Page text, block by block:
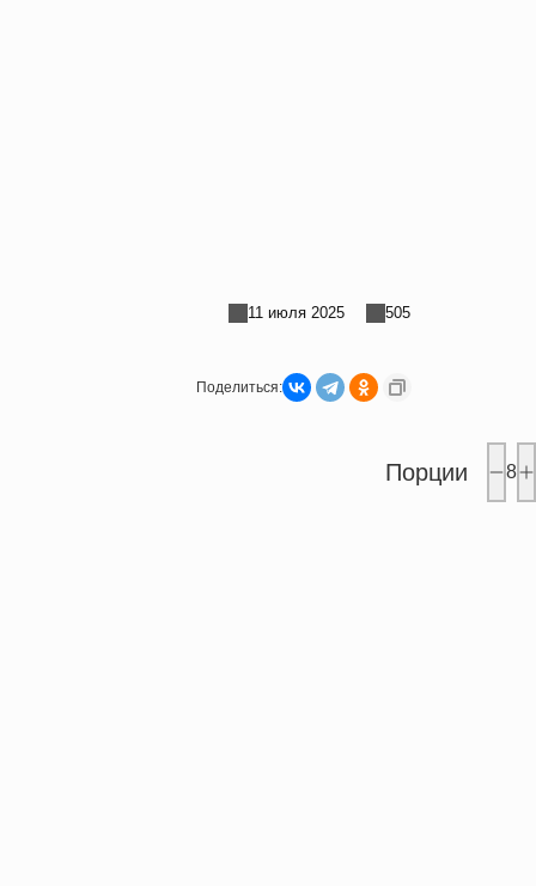
11 июля 2025 505
Поделиться:
Порции 8